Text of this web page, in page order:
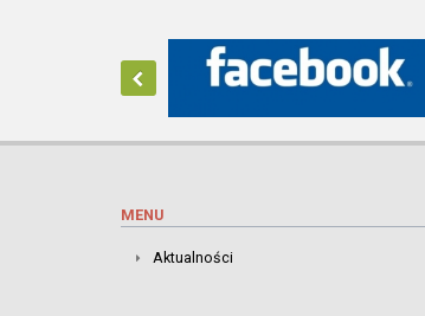
MENU
Aktualności